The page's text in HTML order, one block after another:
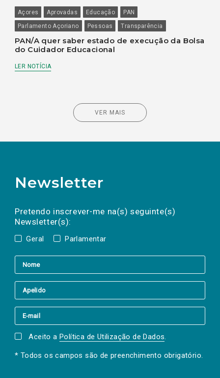
Açores Aprovadas Educação
PAN
Parlamento Açoriano
Pessoas Transparência
PAN/A quer saber estado de execução da Bolsa
do Cuidador Educacional
LER NOTÍCIA
VER MAIS
Newsletter
Pretendo inscrever-me na(s) seguinte(s)
Newsletter(s):
Geral Parlamentar
a(s) newsletter(s).
mail
Aceito a Política de Utilização de Dados.
* Todos os campos são de preenchimento obrigatório.